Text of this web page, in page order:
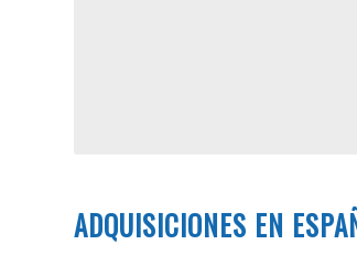
ADQUISICIONES EN